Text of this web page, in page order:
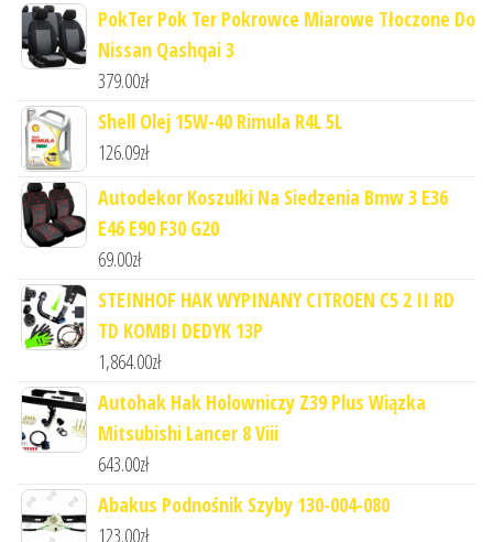
PokTer Pok Ter Pokrowce Miarowe Tłoczone Do
Nissan Qashqai 3
379.00zł
Shell Olej 15W-40 Rimula R4L 5L
126.09zł
Autodekor Koszulki Na Siedzenia Bmw 3 E36
E46 E90 F30 G20
69.00zł
STEINHOF HAK WYPINANY CITROEN C5 2 II RD
TD KOMBI DEDYK 13P
1,864.00zł
Autohak Hak Holowniczy Z39 Plus Wiązka
Mitsubishi Lancer 8 Viii
643.00zł
Abakus Podnośnik Szyby 130-004-080
123.00zł